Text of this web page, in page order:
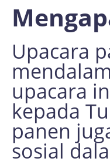
Upacara
upacara
kepada
panen
sosial